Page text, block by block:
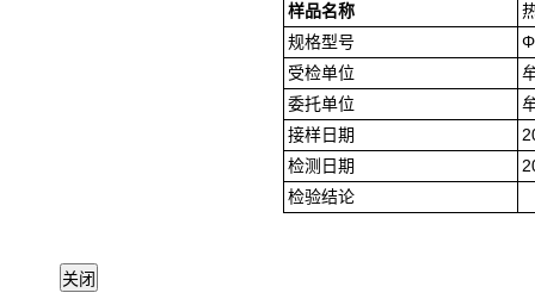
样品名称
规格型号
受检单位
委托单位
接样日期
检测日期
检验结论